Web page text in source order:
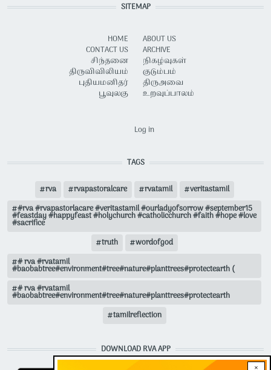
SITEMAP
HOME
CONTACT US
சிந்தனை
திருவிவிலியம்
புதியமனிதர்
பூவுலகு
ABOUT US
ARCHIVE
நிகழ்வுகள்
குடும்பம்
திருஅவை
உறவுப்பாலம்
Log in
TAGS
rva rvapastoralcare rvatamil
veritastamil
#rva #rvapastorlacare #veritastamil #ourladyofsorrow #september15
#feastday #happyfeast #holychurch #catholicchurch #faith #hope #love
#sacrifice
truth
wordofgod
# rva #rvatamil
#baobabtree#environment#tree#nature#planttrees#protectearth (
# rva #rvatamil
#baobabtree#environment#tree#nature#planttrees#protectearth
tamilreflection
DOWNLOAD RVA APP